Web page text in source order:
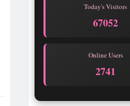
Today's Visitors
67052
Online Users
2741